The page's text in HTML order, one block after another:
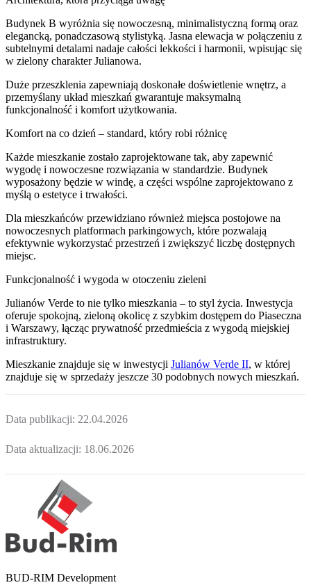
Budynek B wyróżnia się nowoczesną, minimalistyczną formą oraz
elegancką, ponadczasową stylistyką. Jasna elewacja w połączeniu z
subtelnymi detalami nadaje całości lekkości i harmonii, wpisując się
w zielony charakter Julianowa.
Duże przeszklenia zapewniają doskonałe doświetlenie wnętrz, a
przemyślany układ mieszkań gwarantuje maksymalną
funkcjonalność i komfort użytkowania.
Komfort na co dzień – standard, który robi różnicę
Każde mieszkanie zostało zaprojektowane tak, aby zapewnić
wygodę i nowoczesne rozwiązania w standardzie. Budynek
wyposażony będzie w windę, a części wspólne zaprojektowano z
myślą o estetyce i trwałości.
Dla mieszkańców przewidziano również miejsca postojowe na
nowoczesnych platformach parkingowych, które pozwalają
efektywnie wykorzystać przestrzeń i zwiększyć liczbę dostępnych
miejsc.
Funkcjonalność i wygoda w otoczeniu zieleni
Julianów Verde to nie tylko mieszkania – to styl życia. Inwestycja
oferuje spokojną, zieloną okolicę z szybkim dostępem do Piaseczna
i Warszawy, łącząc prywatność przedmieścia z wygodą miejskiej
infrastruktury.
Mieszkanie znajduje się w inwestycji Julianów Verde II, w której
znajduje się w sprzedaży jeszcze 30 podobnych nowych mieszkań.
Data publikacji: 22.04.2026
Data aktualizacji: 18.06.2026
BUD-RIM Development